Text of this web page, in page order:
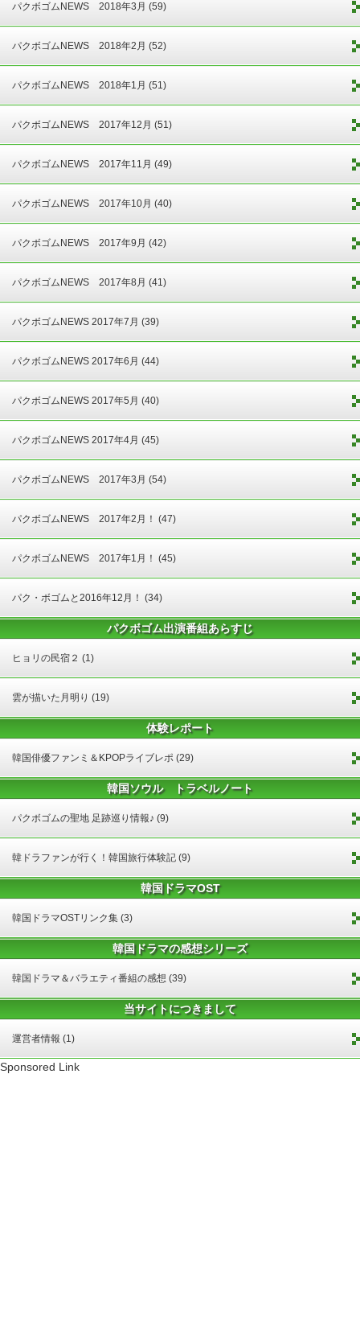
パクボゴムNEWS 2018年3月 (59)
パクボゴムNEWS 2018年2月 (52)
パクボゴムNEWS 2018年1月 (51)
パクボゴムNEWS 2017年12月 (51)
パクボゴムNEWS 2017年11月 (49)
パクボゴムNEWS 2017年10月 (40)
パクボゴムNEWS 2017年9月 (42)
パクボゴムNEWS 2017年8月 (41)
パクボゴムNEWS 2017年7月 (39)
パクボゴムNEWS 2017年6月 (44)
パクボゴムNEWS 2017年5月 (40)
パクボゴムNEWS 2017年4月 (45)
パクボゴムNEWS 2017年3月 (54)
パクボゴムNEWS 2017年2月！ (47)
パクボゴムNEWS 2017年1月！ (45)
パク・ボゴムと2016年12月！ (34)
パクボゴム出演番組あらすじ
ヒョリの民宿２ (1)
雲が描いた月明り (19)
体験レポート
韓国俳優ファンミ＆KPOPライブレポ (29)
韓国ソウル トラベルノート
パクボゴムの聖地 足跡巡り情報♪ (9)
韓ドラファンが行く！韓国旅行体験記 (9)
韓国ドラマOST
韓国ドラマOSTリンク集 (3)
韓国ドラマの感想シリーズ
韓国ドラマ＆バラエティ番組の感想 (39)
当サイトにつきまして
運営者情報 (1)
Sponsored Link